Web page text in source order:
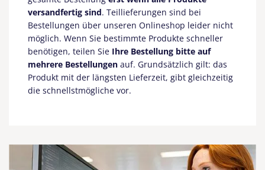
versandfertig sind. Teillieferungen sind bei
Bestellungen über unseren Onlineshop leider nicht
möglich. Wenn Sie bestimmte Produkte schneller
benötigen, teilen Sie Ihre Bestellung bitte auf
mehrere Bestellungen auf. Grundsätzlich gilt: das
Produkt mit der längsten Lieferzeit, gibt gleichzeitig
die schnellstmögliche vor.